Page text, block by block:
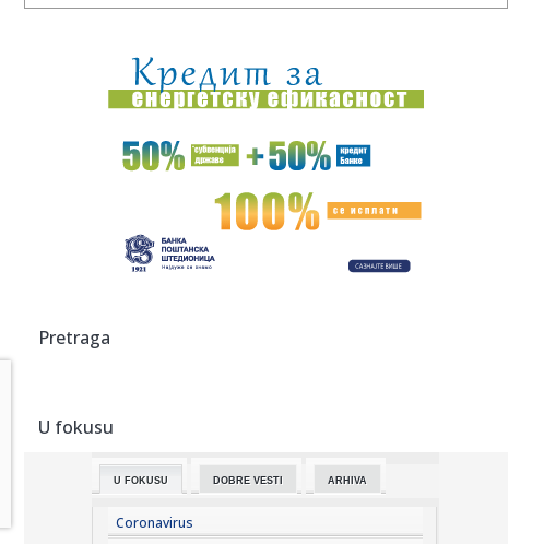
00:04:Vukotić ne zna ko je Baba: "Vidim da ga svi hvale"
00:01:Na današnji dan, 7. avgust
U predgrađu Damaska podignut autobus u vazduh, dve
23:55:ROMAŠČENKO POSLE POTOPA U HUMSKOJ: Jedna stvar
VIDEO
23:47:
23:44: "Mesi bi bio Pikaso" VIDEO
Pretraga
U fokusu
U FOKUSU DOBRE VESTI ARHIVA
Coronavirus